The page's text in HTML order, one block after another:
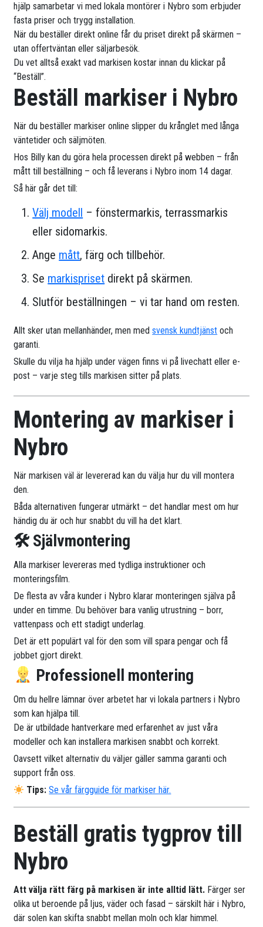
hjälp samarbetar vi med lokala montörer i Nybro som erbjuder
fasta priser och trygg installation.
När du beställer direkt online får du priset direkt på skärmen –
utan offertväntan eller säljarbesök.
Du vet alltså exakt vad markisen kostar innan du klickar på
“Beställ”.
Beställ markiser i Nybro
När du beställer markiser online slipper du krånglet med långa
väntetider och säljmöten.
Hos Billy kan du göra hela processen direkt på webben – från
mått till beställning – och få leverans i Nybro inom 14 dagar.
Så här går det till:
Välj modell – fönstermarkis, terrassmarkis
eller sidomarkis.
Ange mått, färg och tillbehör.
Se markispriset direkt på skärmen.
Slutför beställningen – vi tar hand om resten.
Allt sker utan mellanhänder, men medsvensk kundtjänst och
garanti.
Skulle du vilja ha hjälp under vägen finns vi på livechatt eller e-
post – varje steg tills markisen sitter på plats.
Montering av markiser i
Nybro
När markisen väl är levererad kan du välja hur du vill montera
den.
Båda alternativen fungerar utmärkt – det handlar mest om hur
händig du är och hur snabbt du vill ha det klart.
🛠 Självmontering
Alla markiser levereras med tydliga instruktioner och
monteringsfilm.
De flesta av våra kunder i Nybro klarar monteringen själva på
under en timme. Du behöver bara vanlig utrustning – borr,
vattenpass och ett stadigt underlag.
Det är ett populärt val för den som vill spara pengar och få
jobbet gjort direkt.
Professionell montering
Om du hellre lämnar över arbetet har vi lokala partners i Nybro
som kan hjälpa till.
De är utbildade hantverkare med erfarenhet av just våra
modeller och kan installera markisen snabbt och korrekt.
Oavsett vilket alternativ du väljer gäller samma garanti och
support från oss.
Tips: Se vår färgguide för markiser här.
Beställ gratis tygprov till
Nybro
Att välja rätt färg på markisen är inte alltid lätt. Färger ser
olika ut beroende på ljus, väder och fasad – särskilt här i Nybro,
där solen kan skifta snabbt mellan moln och klar himmel.